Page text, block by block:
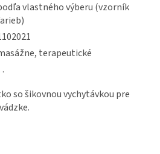
vlastného výberu (vzorník
terapeutické
so šikovnou vychytávkou pre